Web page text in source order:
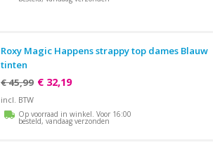
Roxy Magic Happens strappy top dames Blauw
tinten
€ 45,99 € 32,19
incl. BTW
Op voorraad in winkel. Voor 16:00
besteld, vandaag verzonden